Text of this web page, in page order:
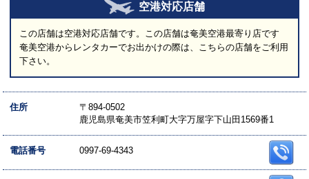
空港対応店舗
この店舗は空港対応店舗です。この店舗は奄美空港最寄り店です
奄美空港からレンタカーでお出かけの際は、こちらの店舗をご利用
下さい。
住所
〒894-0502
鹿児島県奄美市笠利町大字万屋字下山田1569番1
電話番号 0997-69-4343